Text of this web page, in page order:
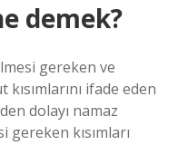
demek?
gereken ve
ifade eden
dolayı namaz
gereken kısımları